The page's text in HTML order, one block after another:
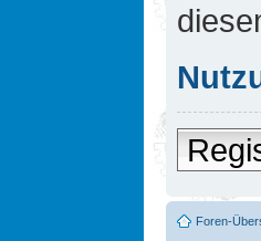
Foren-